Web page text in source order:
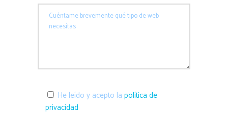
He leído y acepto la política de
privacidad